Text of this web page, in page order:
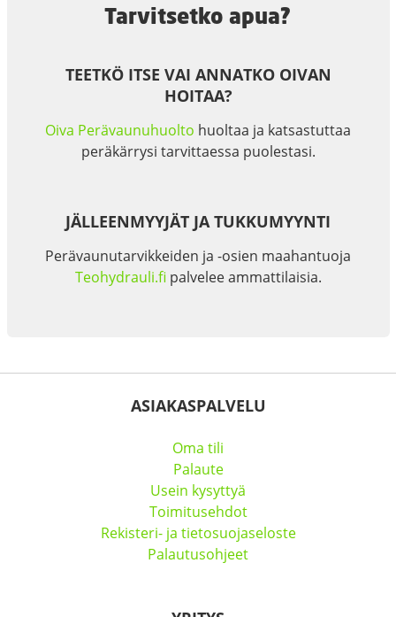
Tarvitsetko apua?
TEETKÖ ITSE VAI ANNATKO OIVAN
HOITAA?
Oiva Perävaunuhuolto huoltaa ja katsastuttaa
peräkärrysi tarvittaessa puolestasi.
JÄLLEENMYYJÄT JA TUKKUMYYNTI
Perävaunutarvikkeiden ja -osien maahantuoja
Teohydrauli.fi palvelee ammattilaisia.
ASIAKASPALVELU
Oma tili
Palaute
Usein kysyttyä
Toimitusehdot
Rekisteri- ja tietosuojaseloste
Palautusohjeet